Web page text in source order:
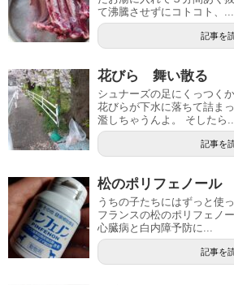
て沸騰させずにコトコト、...
記事を
花びら 舞い散る
シュナーズの足にくっつく
花びらが下水に落ちて詰ま
濫しちゃうんよ。 そしたら
記事を
松のポリフェノール
うちの子たちにはずっと使
フランスの松のポリフェノ
心臓病と白内障予防に...
記事を